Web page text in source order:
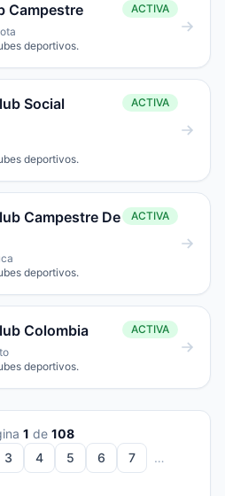
Campestre ACTIVA
deportivos.
Social
ACTIVA
deportivos.
Campestre De
ACTIVA
deportivos.
Colombia ACTIVA
deportivos.
1 de 108
3 4 5 6 7
…